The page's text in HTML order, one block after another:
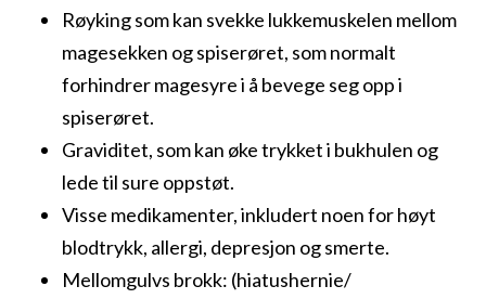
Røyking som kan svekke lukkemuskelen mellom
magesekken og spiserøret, som normalt
forhindrer magesyre i å bevege seg opp i
spiserøret.
Graviditet, som kan øke trykket i bukhulen og
lede til sure oppstøt.
Visse medikamenter, inkludert noen for høyt
blodtrykk, allergi, depresjon og smerte.
Mellomgulvs brokk: (hiatushernie/